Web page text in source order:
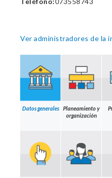
Ver administradores de la
Datos generales
Planeamiento y
organización